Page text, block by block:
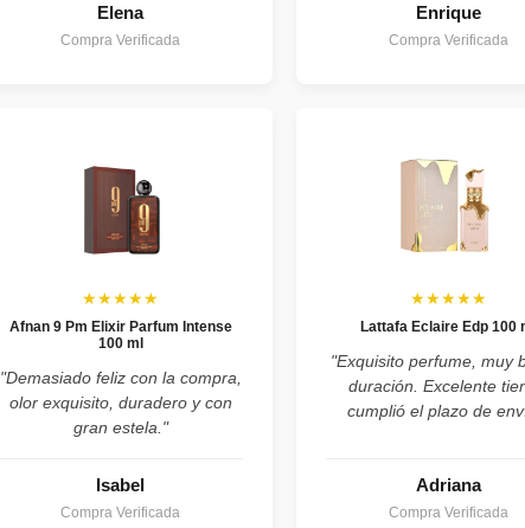
Elena
Compra Verificada
Enrique
Compra Verificada
★★★★★
Afnan 9 Pm Elixir Parfum Intense
100 ml
"Demasiado feliz con la compra,
olor exquisito, duradero y con
gran estela."
Isabel
Compra Verificada
★★★★★
Lattafa Eclaire Edp 100
"Exquisito perfume, muy
duración. Excelente
cumplió el plazo de
Adriana
Compra Verificada